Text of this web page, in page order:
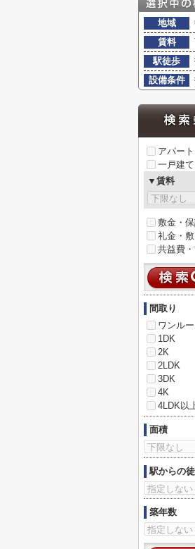
地域
賃料
駅徒歩
設備条件
アパート
一戸建て
▼賃料
敷金・
礼金・
共益費
間取り
ワンル
1DK
2K
2LDK
3DK
4K
4LDK以
面積
駅からの
築年数